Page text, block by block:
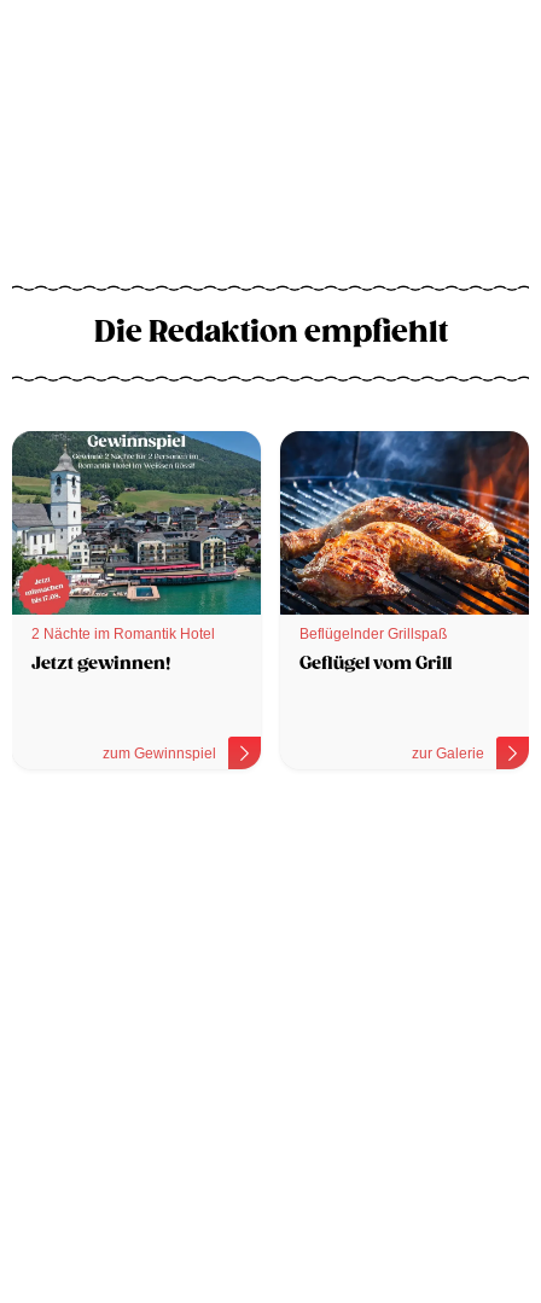
Die Redaktion empfiehlt
2 Nächte im Romantik Hotel
Jetzt gewinnen!
zum Gewinnspiel
Beflügelnder Grillspaß
Geflügel vom Grill
zur Galerie